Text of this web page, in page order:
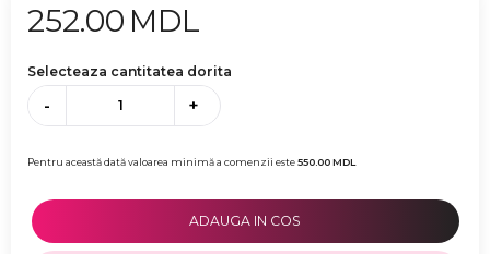
252.00 MDL
Selecteaza cantitatea dorita
- +
Pentru această dată valoarea minimă a comenzii este550.00MDL
ADAUGA IN COS